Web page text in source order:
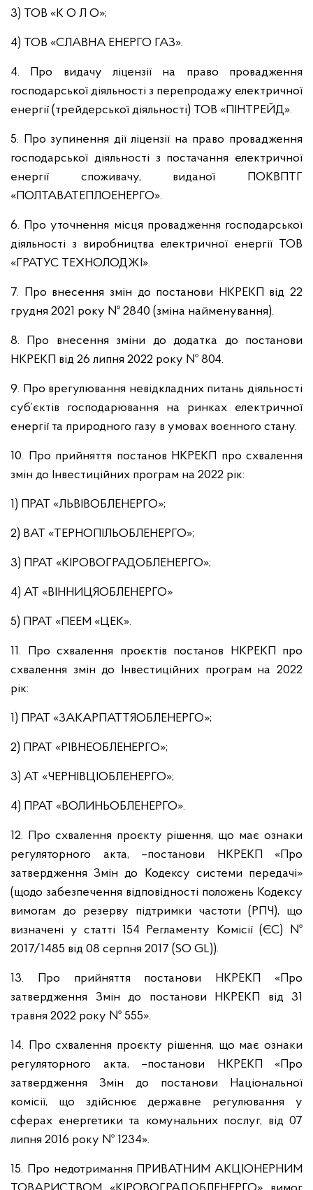
3) ТОВ «К О Л О»;
4) ТОВ «СЛАВНА ЕНЕРГО ГАЗ».
4. Про видачу ліцензії на право провадження
господарської діяльності з перепродажу електричної
енергії (трейдерської діяльності) ТОВ «ПІНТРЕЙД».
5. Про зупинення дії ліцензії на право провадження
господарської діяльності з постачання електричної
енергії споживачу, виданої ПОКВПТГ
«ПОЛТАВАТЕПЛОЕНЕРГО».
6. Про уточнення місця провадження господарської
діяльності з виробництва електричної енергії ТОВ
«ГРАТУС ТЕХНОЛОДЖІ».
7. Про внесення змін до постанови НКРЕКП від 22
грудня 2021 року № 2840 (зміна найменування).
8. Про внесення зміни до додатка до постанови
НКРЕКП від 26 липня 2022 року № 804.
9. Про врегулювання невідкладних питань діяльності
суб’єктів господарювання на ринках електричної
енергії та природного газу в умовах воєнного стану.
10. Про прийняття постанов НКРЕКП про схвалення
змін до Інвестиційних програм на 2022 рік:
1) ПРАТ «ЛЬВІВОБЛЕНЕРГО»;
2) ВАТ «ТЕРНОПІЛЬОБЛЕНЕРГО»;
3) ПРАТ «КІРОВОГРАДОБЛЕНЕРГО»;
4) АТ «ВІННИЦЯОБЛЕНЕРГО»
5) ПРАТ «ПЕЕМ «ЦЕК».
11. Про схвалення проєктів постанов НКРЕКП про
схвалення змін до Інвестиційних програм на 2022
рік:
1) ПРАТ «ЗАКАРПАТТЯОБЛЕНЕРГО»;
2) ПРАТ «РІВНЕОБЛЕНЕРГО»;
3) АТ «ЧЕРНІВЦІОБЛЕНЕРГО»;
4) ПРАТ «ВОЛИНЬОБЛЕНЕРГО».
12. Про схвалення проєкту рішення, що має ознаки
регуляторного акта, –постанови НКРЕКП «Про
затвердження Змін до Кодексу системи передачі»
(щодо забезпечення відповідності положень Кодексу
вимогам до резерву підтримки частоти (РПЧ), що
визначені у статті 154 Регламенту Комісії (ЄС) №
2017/1485 від 08 серпня 2017 (SO GL)).
13. Про прийняття постанови НКРЕКП «Про
затвердження Змін до постанови НКРЕКП від 31
травня 2022 року № 555».
14. Про схвалення проєкту рішення, що має ознаки
регуляторного акта, –постанови НКРЕКП «Про
затвердження Змін до постанови Національної
комісії, що здійснює державне регулювання у
сферах енергетики та комунальних послуг, від 07
липня 2016 року № 1234».
15. Про недотримання ПРИВАТНИМ АКЦІОНЕРНИМ